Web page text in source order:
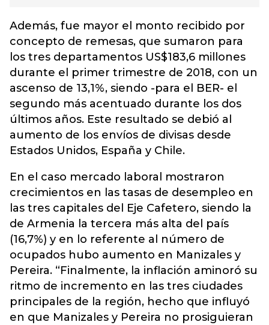
Además, fue mayor el monto recibido por
concepto de remesas, que sumaron para
los tres departamentos US$183,6 millones
durante el primer trimestre de 2018, con un
ascenso de 13,1%, siendo -para el BER- el
segundo más acentuado durante los dos
últimos años. Este resultado se debió al
aumento de los envíos de divisas desde
Estados Unidos, España y Chile.
En el caso mercado laboral mostraron
crecimientos en las tasas de desempleo en
las tres capitales del Eje Cafetero, siendo la
de Armenia la tercera más alta del país
(16,7%) y en lo referente al número de
ocupados hubo aumento en Manizales y
Pereira. “Finalmente, la inflación aminoró su
ritmo de incremento en las tres ciudades
principales de la región, hecho que influyó
en que Manizales y Pereira no prosiguieran